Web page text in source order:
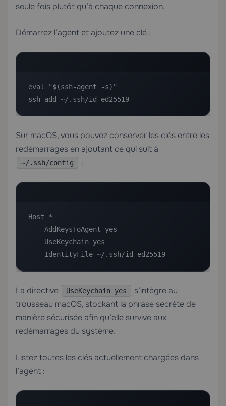
seule fois plutôt qu’à chaque connexion.
Démarrez l’agent et ajoutez une clé :
eval "$(ssh-agent -s)"
ssh-add ~/.ssh/id_ed25519
Sur macOS, vous pouvez conserver les clés entre les
redémarrages en ajoutant ce qui suit à
~/.ssh/config :
Host *
    IdentityFile ~/.ssh/id_ed25519
La directive UseKeychain yes
s’intègre au
trousseau macOS, stockant la phrase secrète de
manière sécurisée afin qu’elle survive aux
redémarrages du système.
Listez toutes les clés actuellement chargées dans
l’agent :